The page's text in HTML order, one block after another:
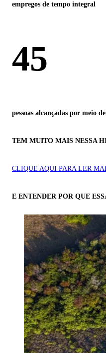
empregos de tempo integral
45
pessoas alcançadas por meio
TEM MUITO MAIS NESSA
CLIQUE AQUI PARA LER
E ENTENDER POR QUE